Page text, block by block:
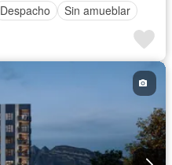
Despacho Sin amueblar